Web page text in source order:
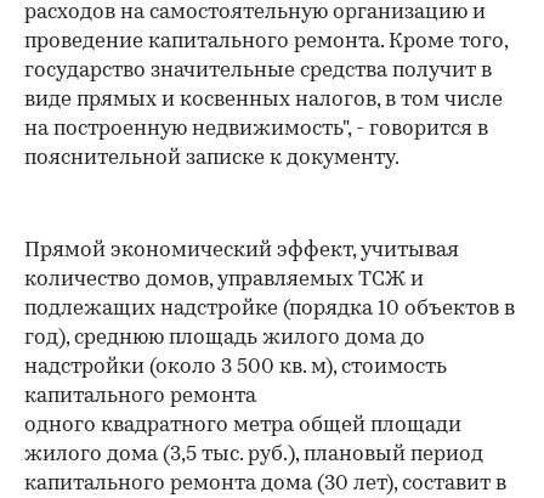
расходов на самостоятельную организацию и
проведение капитального ремонта. Кроме того,
государство значительные средства получит в
виде прямых и косвенных налогов, в том числе
на построенную недвижимость", - говорится в
пояснительной записке к документу.
Прямой экономический эффект, учитывая
количество домов, управляемых ТСЖ и
подлежащих надстройке (порядка 10 объектов в
год), среднюю площадь жилого дома до
надстройки (около 3 500 кв. м), стоимость
капитального ремонта
одного квадратного метра общей площади
жилого дома (3,5 тыс. руб.), плановый период
капитального ремонта дома (30 лет), составит в